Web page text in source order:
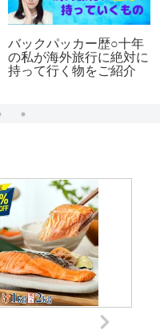
海外ブランドファッショ
ン 商品紹介 クルーズTV
ダーティーハリウッド T
ク アロハホヌ ネックレ